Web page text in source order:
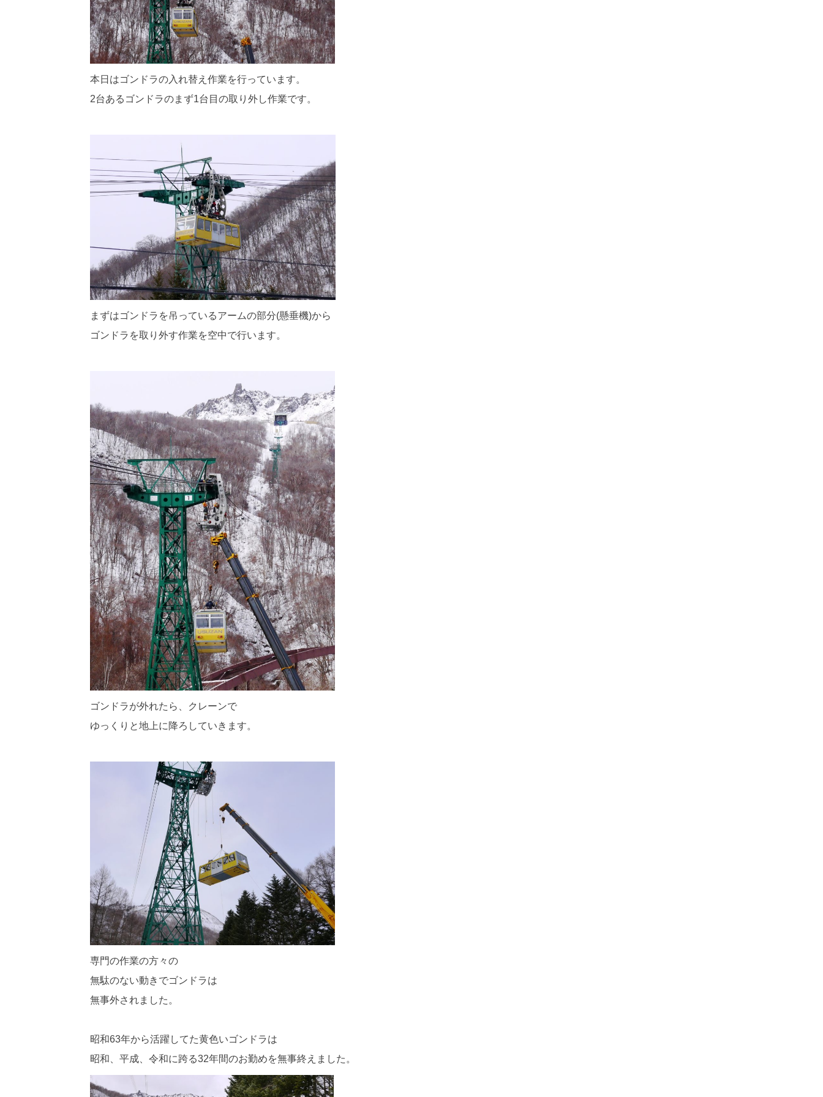
本日はゴンドラの入れ替え作業を行っています。
2台あるゴンドラのまず1台目の取り外し作業です。
まずはゴンドラを吊っているアームの部分(懸垂機)から
ゴンドラを取り外す作業を空中で行います。
ゴンドラが外れたら、クレーンで
ゆっくりと地上に降ろしていきます。
専門の作業の方々の
無駄のない動きでゴンドラは
無事外されました。
昭和63年から活躍してた黄色いゴンドラは
昭和、平成、令和に跨る32年間のお勤めを無事終えました。